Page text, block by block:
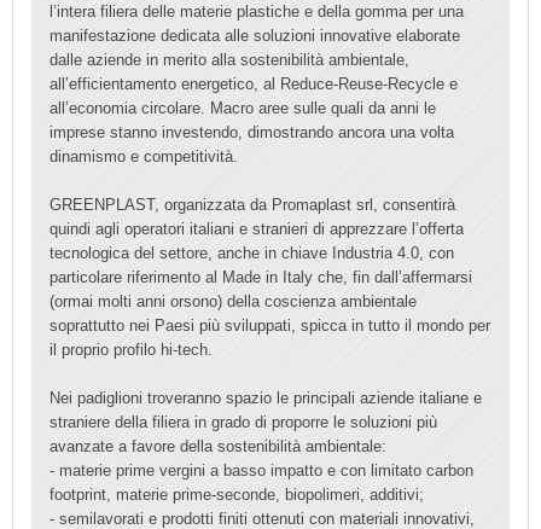
l’intera filiera delle materie plastiche e della gomma per una
manifestazione dedicata alle soluzioni innovative elaborate
dalle aziende in merito alla sostenibilità ambientale,
all’efficientamento energetico, al Reduce-Reuse-Recycle e
all’economia circolare. Macro aree sulle quali da anni le
imprese stanno investendo, dimostrando ancora una volta
dinamismo e competitività.
GREENPLAST, organizzata da Promaplast srl, consentirà
quindi agli operatori italiani e stranieri di apprezzare l’offerta
tecnologica del settore, anche in chiave Industria 4.0, con
particolare riferimento al Made in Italy che, fin dall’affermarsi
(ormai molti anni orsono) della coscienza ambientale
soprattutto nei Paesi più sviluppati, spicca in tutto il mondo per
il proprio profilo hi-tech.
Nei padiglioni troveranno spazio le principali aziende italiane e
straniere della filiera in grado di proporre le soluzioni più
avanzate a favore della sostenibilità ambientale:
- materie prime vergini a basso impatto e con limitato carbon
footprint, materie prime-seconde, biopolimeri, additivi;
- semilavorati e prodotti finiti ottenuti con materiali innovativi,